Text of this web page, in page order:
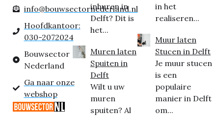
info@bouwsectornederland.nl
Hoofdkantoor:
030-2072024
Bouwsector
Nederland
Ga naar onze
webshop
inhuren in
Delft? Dit is
het...
Muren laten
Spuiten in
Delft
Wilt u uw
muren
spuiten? Al
in het
realiseren...
Muur laten
Stucen in Delft
Je muur stucen
is een
populaire
manier in Delft
om...